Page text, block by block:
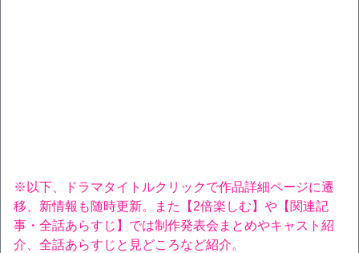
※以下、ドラマタイトルクリックで作品詳細ページに遷
移、新情報も随時更新。また【2倍楽しむ】や【関連記
事・全話あらすじ】では制作発表会まとめやキャスト紹
介、全話あらすじと見どころなど紹介。